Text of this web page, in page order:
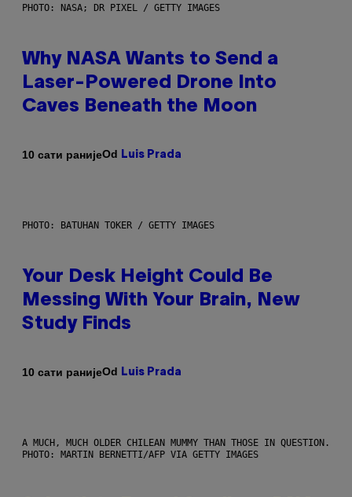
PHOTO: NASA; DR PIXEL / GETTY IMAGES
Why NASA Wants to Send a
Laser-Powered Drone Into
Caves Beneath the Moon
10 сати ранијеOd Luis Prada
PHOTO: BATUHAN TOKER / GETTY IMAGES
Your Desk Height Could Be
Messing With Your Brain, New
Study Finds
10 сати ранијеOd Luis Prada
A MUCH, MUCH OLDER CHILEAN MUMMY THAN THOSE IN QUESTION.
PHOTO: MARTIN BERNETTI/AFP VIA GETTY IMAGES